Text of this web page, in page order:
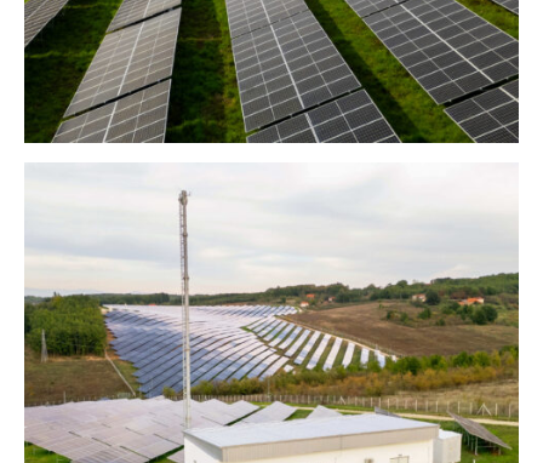
Rezultati našeg rada govorili su sami za
sebe.
Solarnu elektranu u Novom Selu, u
90 dana – bez ijedne primedbe
solarna elektrana sada snabdeva čistom
električnom energijom oko 2.700
domaćinstava godišnje. Takođe, uspeli smo
da preusmerimo tokove vode na lokaciji i
smanjimo efekat erozije zemljišta. Još
jednom smo pokazali da znanje,